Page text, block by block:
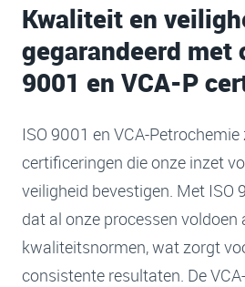
Kwaliteit en
gegarandeerd met
9001 en VCA-P
ISO 9001 en VCA-
certificeringen die onze inzet
veiligheid bevestigen. Met ISO
dat al onze processen voldoen
kwaliteitsnormen, wat zorgt
consistente resultaten. De